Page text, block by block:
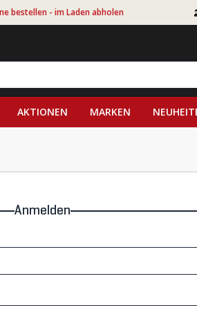
bestellen - im Laden abholen
AKTIONEN MARKEN
Anmelden